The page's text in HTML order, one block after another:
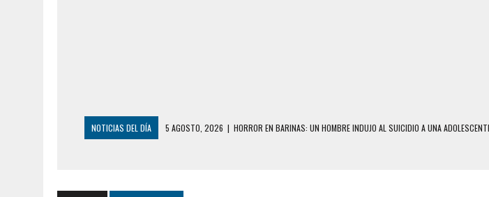
NOTICIAS DEL DÍA 5 AGOSTO, 2026 | HORROR EN BARINAS: UN HOMBRE INDUJO AL SUICIDIO A UNA